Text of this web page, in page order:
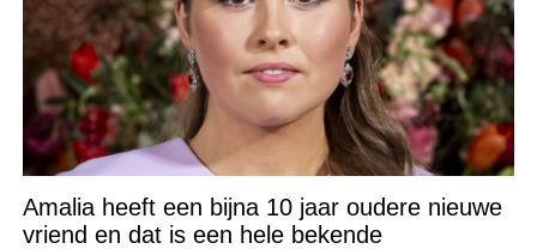
Amalia heeft een bijna 10 jaar oudere nieuwe
vriend en dat is een hele bekende